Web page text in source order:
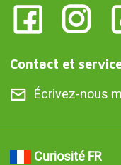
Contact et
Écrivez-nous
Curiosité FR